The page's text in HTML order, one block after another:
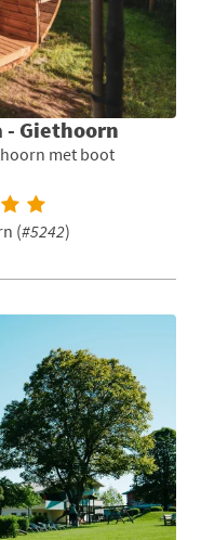
- Giethoorn
met boot
(#5242)